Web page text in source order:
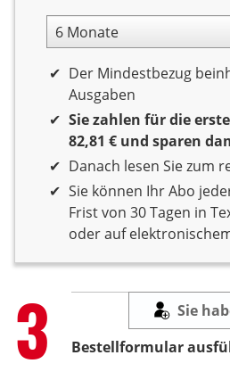
6 Monate Laufzeit
Der Mindestbezug
Ausgaben
Sie zahlen für die
82,81 € und sparen
Danach lesen Sie zum
Sie können Ihr Abo
Frist von 30 Tagen in
oder auf
Step
3 Bestellformular
Sie